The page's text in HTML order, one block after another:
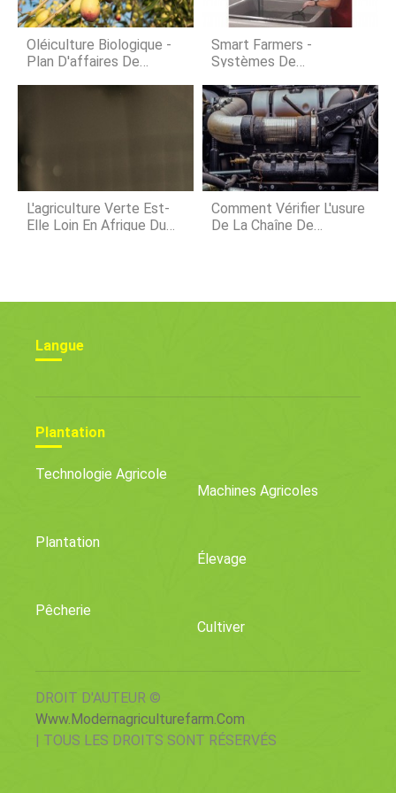
vagues, dans les cours des voisins
permissifs, et le long de la ceinture
verte de Mandela Parkway.
Oléiculture Biologique -
Plan D'affaires De
Smart Farmers -
Systèmes De
Et En Intérieur
L'agriculture Verte Est-
Elle Loin En Afrique Du
Comment Vérifier L'usure
De La Chaîne De
Langue
Plantation
Technologie Agricole
Machines Agricoles
Plantation
Élevage
Pêcherie
Cultiver
DROIT D'AUTEUR ©
Www.modernagriculturefarm.com
| TOUS LES DROITS SONT RÉSERVÉS